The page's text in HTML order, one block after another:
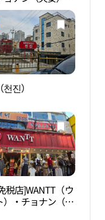
ル十字路店(다비
천안터미널사거
진）
税店]WANTT（ウ
）・チョナン（天